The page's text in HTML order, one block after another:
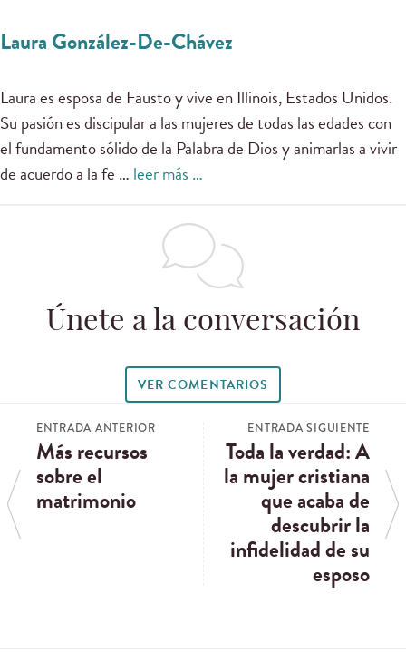
Laura González-De-Chávez
Laura es esposa de Fausto y vive en Illinois, Estados Unidos.
Su pasión es discipular a las mujeres de todas las edades con
el fundamento sólido de la Palabra de Dios y animarlas a vivir
de acuerdo a la fe … leer más …
Únete a la conversación
VER COMENTARIOS
ENTRADA ANTERIOR
Más recursos
sobre el
matrimonio
ENTRADA SIGUIENTE
Toda la verdad: A
la mujer cristiana
que acaba de
descubrir la
infidelidad de su
esposo